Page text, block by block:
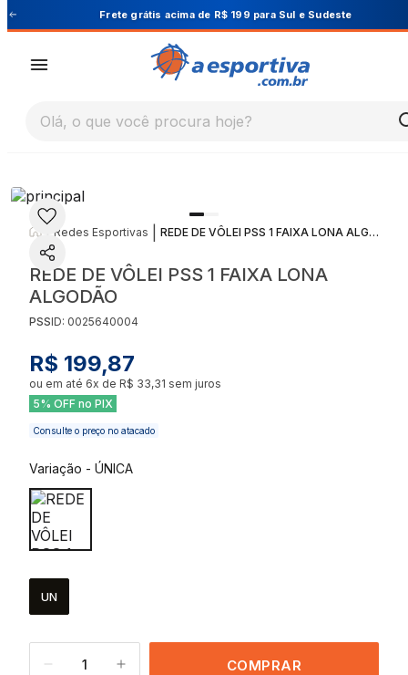
Cupom PRIMEIRA10 para 10% OFF na 1ª compra
Olá, o que você procura hoje?
Redes Esportivas REDE DE VÔLEI PSS 1 FAIXA LONA ALGODÃO
REDE DE VÔLEI PSS 1 FAIXA LONA
ALGODÃO
PSSID: 0025640004
R$ 199,87
ou em até 6x de R$ 33,31 sem juros
5% OFF no PIX
Consulte o preço no atacado
Variação - ÚNICA
UN
1 COMPRAR